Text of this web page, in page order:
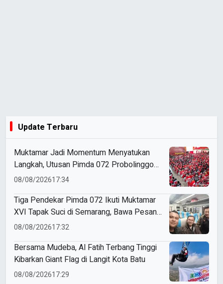
Update Terbaru
Muktamar Jadi Momentum Menyatukan
Langkah, Utusan Pimda 072 Probolinggo
Bawa Harapan untuk Tapak Suci
08/08/202617:34
Tiga Pendekar Pimda 072 Ikuti Muktamar
XVI Tapak Suci di Semarang, Bawa Pesan
Penguatan Kaderisasi
08/08/202617:32
Bersama Mudeba, Al Fatih Terbang Tinggi
Kibarkan Giant Flag di Langit Kota Batu
08/08/202617:29